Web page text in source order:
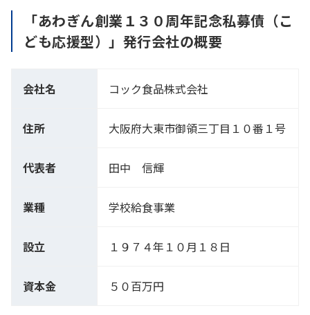
「あわぎん創業１３０周年記念私募債（こ
ども応援型）」発行会社の概要
会社名 コック食品株式会社
住所 大阪府大東市御領三丁目１０番１号
代表者 田中 信輝
業種 学校給食事業
設立 １９７４年１０月１８日
資本金 ５０百万円